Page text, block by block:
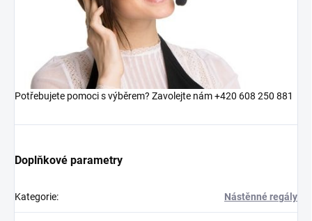
Potřebujete pomoci s výběrem? Zavolejte nám +420 608 250 881
Doplňkové parametry
Kategorie: Nástěnné regály